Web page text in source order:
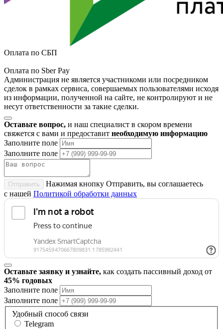
Оплата по СБП
Оплата по Sber Pay
Администрация не является участникоми или посредником
сделок в рамках сервиса, совершаемых пользователями исходя
из информации, полученной на сайте, не контролируют и не
несут ответственности за такие сделки.
Оставьте вопрос, и наш специалист в скором времени
свяжется с вами и предоставит необходимую информацию
Заполните поле
Заполните поле
Отправить
Нажимая кнопку Отправить, вы соглашаетесь
с нашей Политикой обработки данных
Оставьте заявку и узнайте, как создать пассивный доход от
45% годовых
Заполните поле
Заполните поле
Удобный способ связи
Telegram